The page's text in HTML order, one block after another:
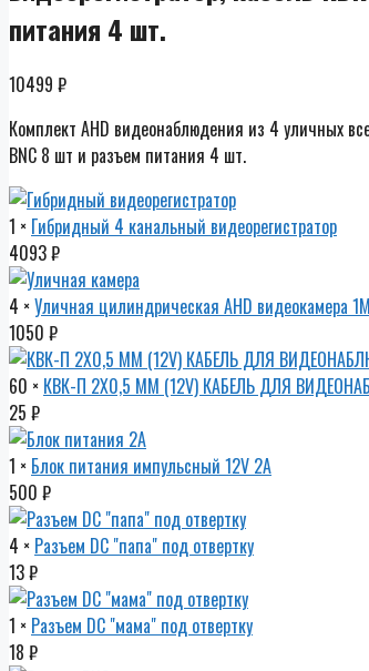
питания 4 шт.
10499 ₽
Комплект AHD видеонаблюдения из 4 уличных
BNC 8 шт и разъем питания 4 шт.
1 × Гибридный 4 канальный видеорегистратор
4093₽
4 ×Уличная цилиндрическая AHD видеокамера
1050 ₽
60 × КВК-П 2Х0,5 ММ (12V) КАБЕЛЬ ДЛЯ
25 ₽
1 × Блок питания импульсный 12V 2A
500 ₽
4 × Разъем DC "папа" под отвертку
13₽
1 × Разъем DC "мама" под отвертку
18 ₽